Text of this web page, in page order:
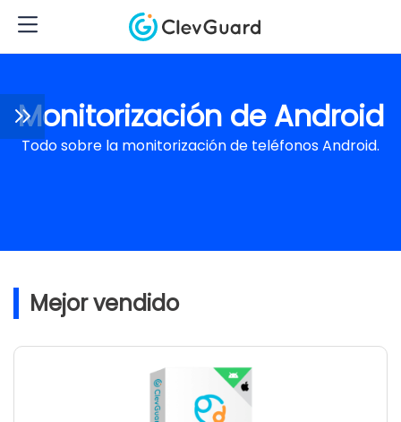
Monitorización de Android
Todo sobre la monitorización de teléfonos Android.
Mejor vendido